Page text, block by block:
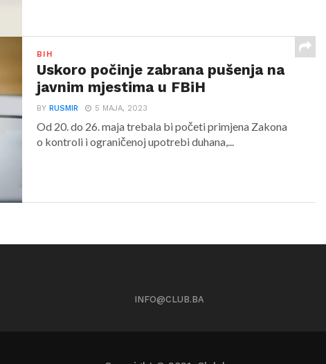
BIH
Uskoro počinje zabrana pušenja na
javnim mjestima u FBiH
BYRUSMIR 5 MAJA, 2023
Od 20. do 26. maja trebala bi početi primjena Zakona
o kontroli i ograničenoj upotrebi duhana,...
INFO@CLUB.BA